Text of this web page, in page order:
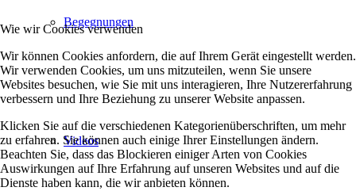
Begegnungen
Videos
Wie wir Cookies verwenden
Wir können Cookies anfordern, die auf Ihrem Gerät eingestellt werden.
Wir verwenden Cookies, um uns mitzuteilen, wenn Sie unsere
Websites besuchen, wie Sie mit uns interagieren, Ihre Nutzererfahrung
verbessern und Ihre Beziehung zu unserer Website anpassen.
Klicken Sie auf die verschiedenen Kategorienüberschriften, um mehr
zu erfahren. Sie können auch einige Ihrer Einstellungen ändern.
Beachten Sie, dass das Blockieren einiger Arten von Cookies
Auswirkungen auf Ihre Erfahrung auf unseren Websites und auf die
Dienste haben kann, die wir anbieten können.